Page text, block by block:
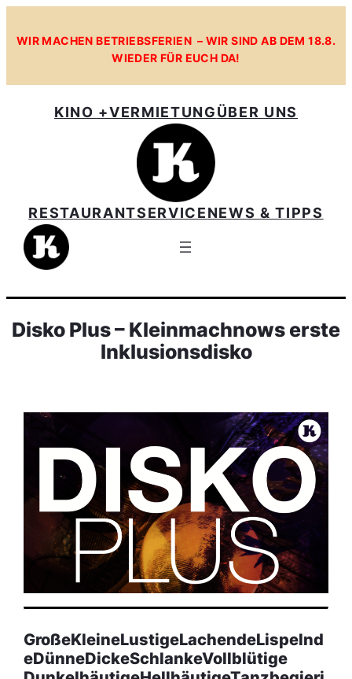
WIR MACHEN BETRIEBSFERIEN – WIR SIND AB DEM 18.8.
WIEDER FÜR EUCH DA!
KINO +VERMIETUNGÜBER UNS
RESTAURANTSERVICENEWS & TIPPS
Disko Plus – Kleinmachnows erste
Inklusionsdisko
GroßeKleineLustigeLachendeLispelnd
eDünneDickeSchlankeVollblütige